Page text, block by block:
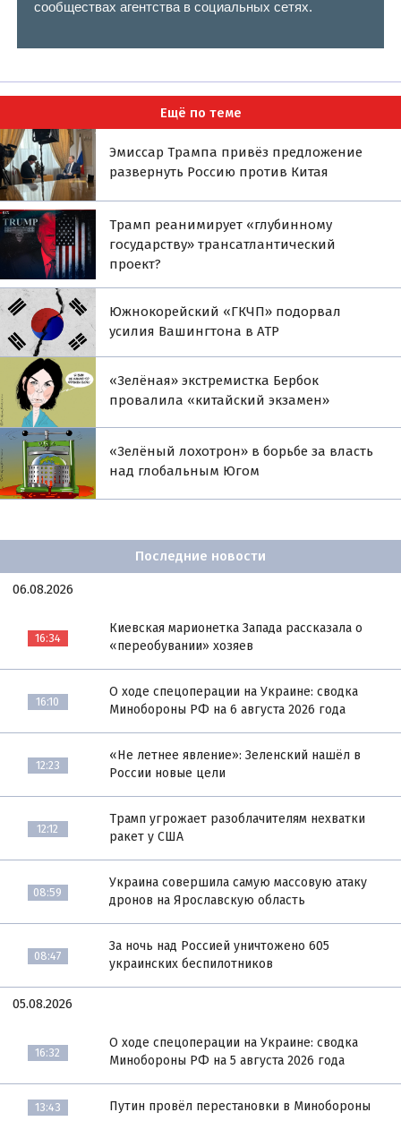
сообществах агентства в социальных сетях.
Ещё по теме
Эмиссар Трампа привёз предложение
развернуть Россию против Китая
Трамп реанимирует «глубинному
государству» трансатлантический
проект?
Южнокорейский «ГКЧП» подорвал
усилия Вашингтона в АТР
«Зелёная» экстремистка Бербок
провалила «китайский экзамен»
«Зелёный лохотрон» в борьбе за власть
над глобальным Югом
Последние новости
06.08.2026
16:34
Киевская марионетка Запада рассказала о
«переобувании» хозяев
16:10
О ходе спецоперации на Украине: сводка
Минобороны РФ на 6 августа 2026 года
12:23
«Не летнее явление»: Зеленский нашёл в
России новые цели
12:12
Трамп угрожает разоблачителям нехватки
ракет у США
08:59
Украина совершила самую массовую атаку
дронов на Ярославскую область
08:47
За ночь над Россией уничтожено 605
украинских беспилотников
05.08.2026
16:32
О ходе спецоперации на Украине: сводка
Минобороны РФ на 5 августа 2026 года
13:43 Путин провёл перестановки в Минобороны